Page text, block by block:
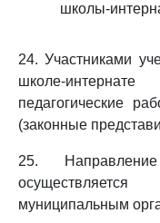
школы-
24. Участниками
школе-
педагогические
(законные
25.
муниципальным